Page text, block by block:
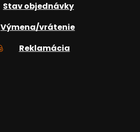
Stav objednávky
Výmena/vrátenie
Reklamácia